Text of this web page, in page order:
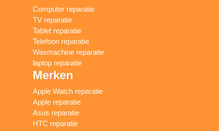
Computer reparatie
TV reparatie
Tablet reparatie
Telefoon reparatie
Wasmachine reparatie
laptop reparatie
Merken
Apple Watch reparatie
Apple reparatie
Asus reparatie
HTC reparatie